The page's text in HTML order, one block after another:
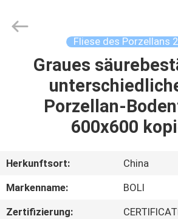
HAUSE
PRODUKTE
VIDEOS
CERAMICS
CO.,LTD..
Fliese des Porzellans
Graues
Porzellan-
600x600
Herkunftsort:
China
Markenname:
BOLI
Zertifizierung: